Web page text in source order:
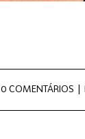
0 COMENTÁRIOS |